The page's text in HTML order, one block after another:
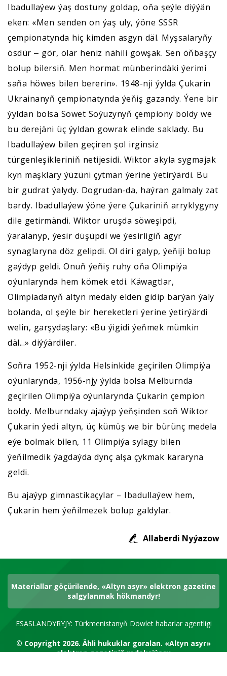
Ibadullaýew ýaş dostuny goldap, oňa şeýle diýýän
eken: «Men senden on ýaş uly, ýöne SSSR
çempionatynda hiç kimden asgyn däl. Myşsalaryňy
ösdür ‒ gör, olar heniz nähili gowşak. Sen öňbaşçy
bolup bilersiň. Men hormat münberindäki ýerimi
saňa höwes bilen bererin». 1948-nji ýylda Çukarin
Ukrainanyň çempionatynda ýeňiş gazandy. Ýene bir
ýyldan bolsa Sowet Soýuzynyň çempiony boldy we
bu derejäni üç ýyldan gowrak elinde saklady. Bu
Ibadullaýew bilen geçiren şol irginsiz
türgenleşikleriniň netijesidi. Wiktor akyla sygmajak
kyn maşklary ýüzüni çytman ýerine ýetirýärdi. Bu
bir gudrat ýalydy. Dogrudan-da, haýran galmaly zat
bardy. Ibadullaýew ýöne ýere Çukariniň arryklygyny
dile getirmändi. Wiktor uruşda söweşipdi,
ýaralanyp, ýesir düşüpdi we ýesirligiň agyr
synaglaryna döz gelipdi. Ol diri galyp, ýeňiji bolup
gaýdyp geldi. Onuň ýeňiş ruhy oňa Olimpiýa
oýunlarynda hem kömek etdi. Käwagtlar,
Olimpiadanyň altyn medaly elden gidip barýan ýaly
bolanda, ol şeýle bir hereketleri ýerine ýetirýärdi
welin, garşydaşlary: «Bu ýigidi ýeňmek mümkin
däl...» diýýärdiler.
Soňra 1952-nji ýylda Helsinkide geçirilen Olimpiýa
oýunlarynda, 1956-njy ýylda bolsa Melburnda
geçirilen Olimpiýa oýunlarynda Çukarin çempion
boldy. Melburndaky ajaýyp ýeňşinden soň Wiktor
Çukarin ýedi altyn, üç kümüş we bir bürünç medela
eýe bolmak bilen, 11 Olimpiýa sylagy bilen
ýeňilmedik ýagdaýda dynç alşa çykmak kararyna
geldi.
Bu ajaýyp gimnastikaçylar – Ibadullaýew hem,
Çukarin hem ýeňilmezek bolup galdylar.
Allaberdi Nyýazow
Materiallar göçürilende, «Altyn asyr» elektron gazetine
salgylanmak hökmandyr!
ESASLANDYRYJY: Türkmenistanyň Döwlet habarlar agentligi
© Copyright 2026. Ähli hukuklar goralan. «Altyn asyr»
elektron gazetiniň redaksiýasy